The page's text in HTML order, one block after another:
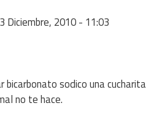
3 Diciembre, 2010 - 11:03
bicarbonato sodico una cucharita
no te hace.